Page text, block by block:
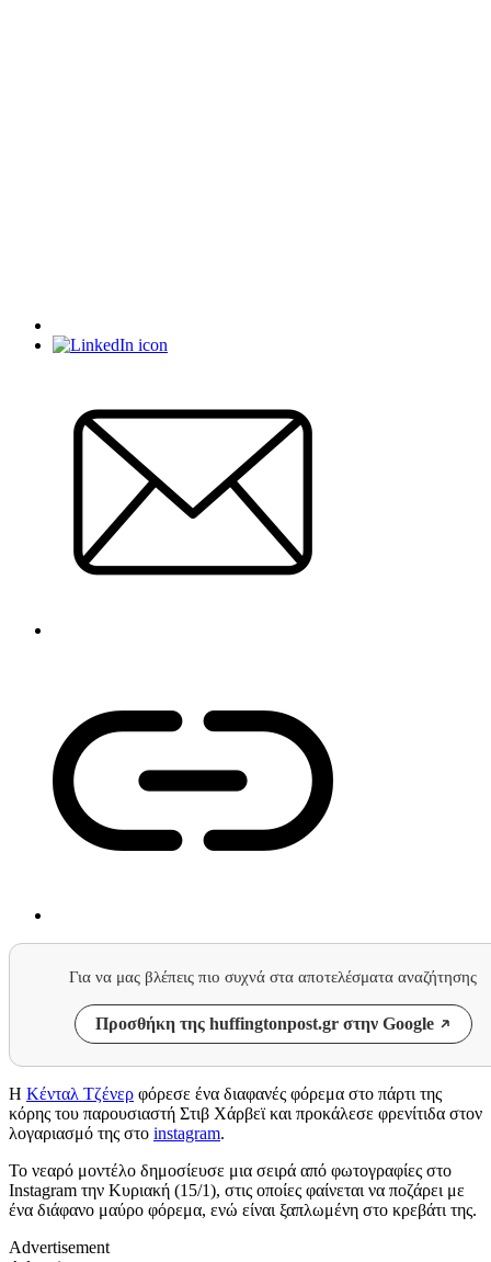
Για να μας βλέπεις πιο συχνά στα αποτελέσματα αναζήτησης
Προσθήκη της huffingtonpost.gr στην Google
Η Κένταλ Τζένερ φόρεσε ένα διαφανές φόρεμα στο πάρτι της
κόρης του παρουσιαστή Στιβ Χάρβεϊ και προκάλεσε φρενίτιδα στον
λογαριασμό της στο instagram.
Το νεαρό μοντέλο δημοσίευσε μια σειρά από φωτογραφίες στο
Instagram την Κυριακή (15/1), στις οποίες φαίνεται να ποζάρει με
ένα διάφανο μαύρο φόρεμα, ενώ είναι ξαπλωμένη στο κρεβάτι της.
Advertisement